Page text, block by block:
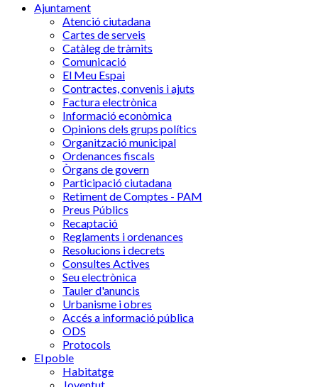
Ajuntament
Atenció ciutadana
Cartes de serveis
Catàleg de tràmits
Comunicació
El Meu Espai
Contractes, convenis i ajuts
Factura electrònica
Informació econòmica
Opinions dels grups polítics
Organització municipal
Ordenances fiscals
Òrgans de govern
Participació ciutadana
Retiment de Comptes - PAM
Preus Públics
Recaptació
Reglaments i ordenances
Resolucions i decrets
Consultes Actives
Seu electrònica
Tauler d'anuncis
Urbanisme i obres
Accés a informació pública
ODS
Protocols
El poble
Habitatge